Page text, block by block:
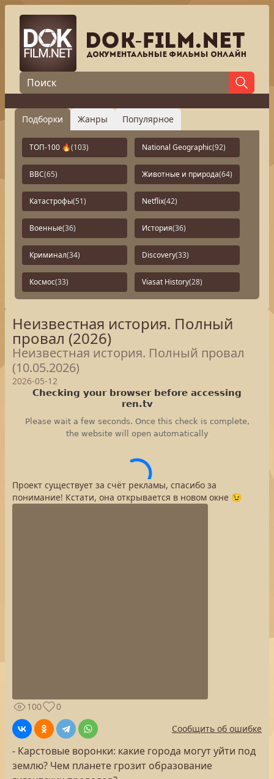
Подборки Жанры Популярное
ТОП-100 🔥(103) National Geographic(92)
BBC(65) Животные и природа(64)
Катастрофы(51) Netflix(42)
Военные(36) История(36)
Криминал(34) Discovery(33)
Космос(33) Viasat History(28)
Неизвестная история. Полный
провал (2026)
Неизвестная история. Полный провал
(10.05.2026)
2026-05-12
Проект существует за счёт рекламы, спасибо за
понимание! Кстати, она открывается в новом окне 😉
100
0
Сообщить об ошибке
- Карстовые воронки: какие города могут уйти под
землю? Чем планете грозит образование